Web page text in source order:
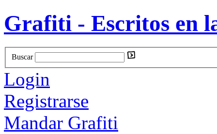
Grafiti - Escritos en
Buscar
Login
Registrarse
Mandar Grafiti